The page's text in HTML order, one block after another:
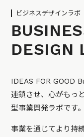
ビジネスデザインラボ
DESIGN
IDEAS FOR GOOD
連鎖させ、心がもっ
型事業開発ラボです。
事業を通じてより持